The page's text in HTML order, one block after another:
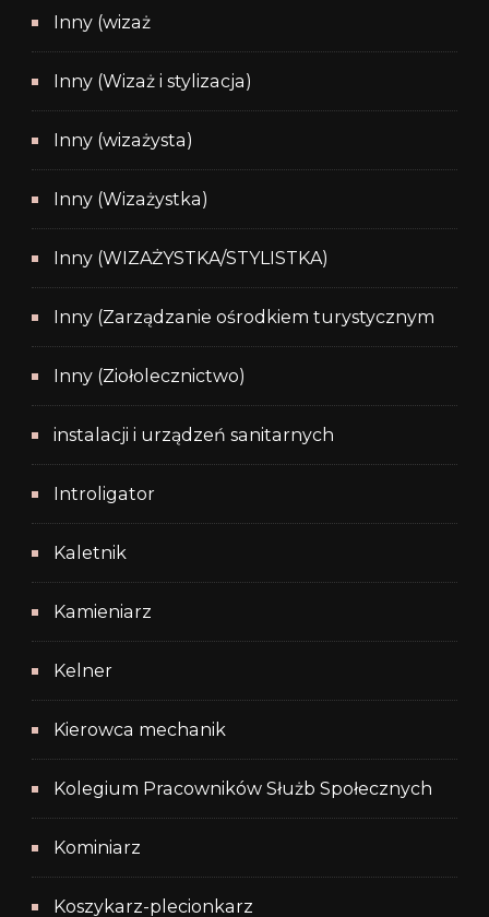
Inny (wizaż
Inny (Wizaż i stylizacja)
Inny (wizażysta)
Inny (Wizażystka)
Inny (WIZAŻYSTKA/STYLISTKA)
Inny (Zarządzanie ośrodkiem turystycznym
Inny (Ziołolecznictwo)
instalacji i urządzeń sanitarnych
Introligator
Kaletnik
Kamieniarz
Kelner
Kierowca mechanik
Kolegium Pracowników Służb Społecznych
Kominiarz
Koszykarz-plecionkarz